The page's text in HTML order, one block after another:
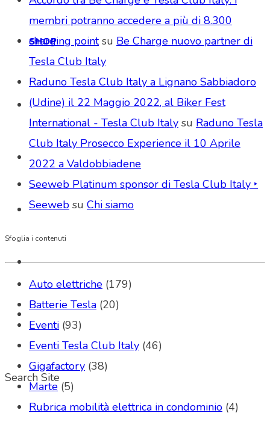
SHOP
Search Site
membri potranno accedere a più di 8.300
charging pointsu Be Charge nuovo partner di
Tesla Club Italy
Raduno Tesla Club Italy a Lignano Sabbiadoro
(Udine) il 22 Maggio 2022, al Biker Fest
International - Tesla Club Italy su Raduno Tesla
Club Italy Prosecco Experience il 10 Aprile
2022 a Valdobbiadene
Seeweb Platinum sponsor di Tesla Club Italy ‣
Seeweb su Chi siamo
Sfoglia i contenuti
Auto elettriche (179)
Batterie Tesla (20)
Eventi (93)
Eventi Tesla Club Italy (46)
Gigafactory (38)
Marte (5)
Rubrica mobilità elettrica in condominio (4)